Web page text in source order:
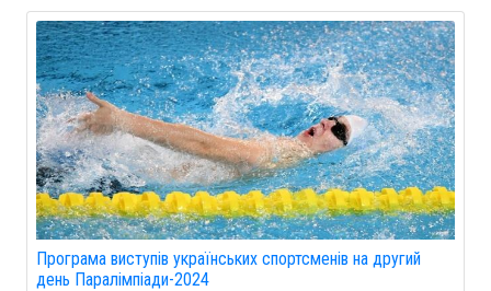
Програма виступів українських спортсменів на другий
день Паралімпіади-2024